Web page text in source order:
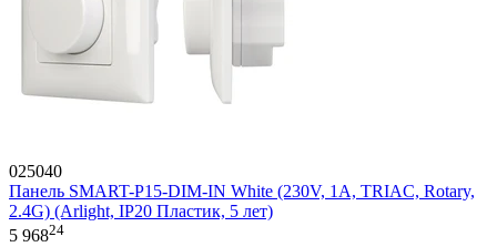
025040
Панель SMART-P15-DIM-IN White (230V, 1A, TRIAC, Rotary,
2.4G) (Arlight, IP20 Пластик, 5 лет)
5 96824